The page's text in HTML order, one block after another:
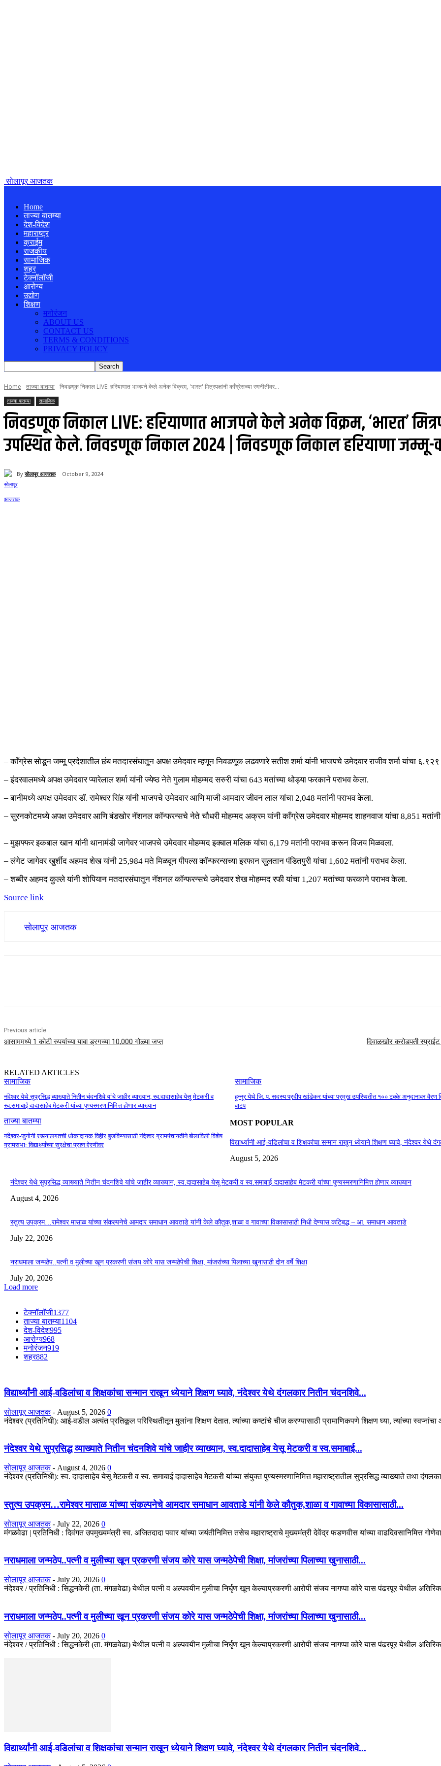
सोलापूर आजतक
Home
ताज्या बातम्या
देश-विदेश
महाराष्ट्र
क्राईम
राजकीय
सामाजिक
शहर
टेक्नॉलॉजी
आरोग्य
उद्योग
शिक्षण
मनोरंजन
ABOUT US
CONTACT US
TERMS & CONDITIONS
PRIVACY POLICY
Home ताज्या बातम्या निवडणूक निकाल LIVE: हरियाणात भाजपने केले अनेक विक्रम, 'भारत' मित्रपक्षांनी काँग्रेसच्या रणनीतीवर...
ताज्या बातम्या सामाजिक
निवडणूक निकाल LIVE: हरियाणात भाजपने केले अनेक विक्रम, ‘भारत’
उपस्थित केले. निवडणूक निकाल 2024 | निवडणूक निकाल हरियाणा
By सोलापूर आजतक October 9, 2024
– काँग्रेस सोडून जम्मू प्रदेशातील छंब मतदारसंघातून अपक्ष उमेदवार म्हणून निवडणूक लढवणारे सतीश शर्मा यांनी भाजपचे उमेदवार राजीव शर्मा यांचा
– इंदरवालमध्ये अपक्ष उमेदवार प्यारेलाल शर्मा यांनी ज्येष्ठ नेते गुलाम मोहम्मद सरुरी यांचा 643 मतांच्या थोड्या फरकाने पराभव केला.
– बानीमध्ये अपक्ष उमेदवार डॉ. रामेश्वर सिंह यांनी भाजपचे उमेदवार आणि माजी आमदार जीवन लाल यांचा 2,048 मतांनी पराभव केला.
– सुरनकोटमध्ये अपक्ष उमेदवार आणि बंडखोर नॅशनल कॉन्फरन्सचे नेते चौधरी मोहम्मद अक्रम यांनी काँग्रेस उमेदवार मोहम्मद शाहनवाज यांचा 8,851
– मुझफ्फर इकबाल खान यांनी थानामंडी जागेवर भाजपचे उमेदवार मोहम्मद इक्बाल मलिक यांचा 6,179 मतांनी पराभव करून विजय मिळवला.
– लंगेट जागेवर खुर्शीद अहमद शेख यांनी 25,984 मते मिळवून पीपल्स कॉन्फरन्सच्या इरफान सुलतान पंडितपुरी यांचा 1,602 मतांनी पराभव केला.
– शब्बीर अहमद कुल्ले यांनी शोपियान मतदारसंघातून नॅशनल कॉन्फरन्सचे उमेदवार शेख मोहम्मद रफी यांचा 1,207 मतांच्या फरकाने पराभव केला.
Source link
सोलापूर आजतक
Previous article
आसाममध्ये 1 कोटी रुपयांच्या याबा ड्रगच्या 10,000 गोळ्या जप्त दिवाळखोर करोडपती
RELATED ARTICLES
सामाजिक
नंदेश्वर येथे सुप्रसिद्ध व्याख्याते नितीन चंदनशिवे यांचे जाहीर व्याख्यान, स्व.दादासाहेब येसू मेटकरी व
स्व.समाबाई दादासाहेब मेटकरी यांच्या पुण्यस्मरणानिमित्त होणार व्याख्यान
सामाजिक
हून्नूर येथे जि. प. सदस्य प्रदीप खांडेकर यांच्या प्रमुख उपस्थितीत १०० टक्के अनुदानावर वैरण
वाटप
ताज्या बातम्या
नंदेश्वर-जुनोनी रस्त्यालगतची धोकादायक विहीर बुजविण्यासाठी नंदेश्वर ग्रामपंचायतीने बोलाविली विशेष
ग्रामसभा; विद्यार्थ्यांच्या सुरक्षेचा प्रश्न ऐरणीवर
MOST POPULAR
विद्यार्थ्यांनी आई-वडिलांचा व शिक्षकांचा सन्मान राखून ध्येयाने शिक्षण घ्यावे, नंदेश्वर येथे
August 5, 2026
नंदेश्वर येथे सुप्रसिद्ध व्याख्याते नितीन चंदनशिवे यांचे जाहीर व्याख्यान, स्व.दादासाहेब येसू मेटकरी व स्व.समाबाई दादासाहेब मेटकरी यांच्या पुण्यस्मरणानिमित्त होणार व्याख्यान
August 4, 2026
स्तुत्य उपक्रम…रामेश्वर मासाळ यांच्या संकल्पनेचे आमदार समाधान आवताडे यांनी केले कौतुक,शाळा व गावाच्या विकासासाठी निधी देण्यास कटिबद्ध – आ. समाधान आवताडे
July 22, 2026
नराधमाला जन्मठेप..पत्नी व मुलीच्या खून प्रकरणी संजय कोरे यास जन्मठेपेची शिक्षा, मांजरांच्या पिलाच्या खुनासाठी दोन वर्षे शिक्षा
July 20, 2026
Load more
टेक्नॉलॉजी1377
ताज्या बातम्या1104
देश-विदेश995
आरोग्य968
मनोरंजन919
शहर882
विद्यार्थ्यांनी आई-वडिलांचा व शिक्षकांचा सन्मान राखून ध्येयाने शिक्षण घ्यावे, नंदेश्वर येथे दंगलकार नितीन चंदनशिवे...
सोलापूर आजतक - August 5, 2026 0
नंदेश्वर (प्रतिनिधी): आई-वडील अत्यंत प्रतिकूल परिस्थितीतून मुलांना शिक्षण देतात. त्यांच्या कष्टांचे चीज करण्यासाठी प्रामाणिकपणे शिक्षण घ्या, त्यांच्या
नंदेश्वर येथे सुप्रसिद्ध व्याख्याते नितीन चंदनशिवे यांचे जाहीर व्याख्यान, स्व.दादासाहेब येसू मेटकरी व स्व.समाबाई...
सोलापूर आजतक - August 4, 2026 0
नंदेश्वर (प्रतिनिधी): स्व. दादासाहेब येसू मेटकरी व स्व. समाबाई दादासाहेब मेटकरी यांच्या संयुक्त पुण्यस्मरणानिमित्त महाराष्ट्रातील सुप्रसिद्ध व्याख्याते तथा
स्तुत्य उपक्रम…रामेश्वर मासाळ यांच्या संकल्पनेचे आमदार समाधान आवताडे यांनी केले कौतुक,शाळा व गावाच्या विकासासाठी...
सोलापूर आजतक - July 22, 2026 0
मंगळवेढा | प्रतिनिधी : दिवंगत उपमुख्यमंत्री स्व. अजितदादा पवार यांच्या जयंतीनिमित्त तसेच महाराष्ट्राचे मुख्यमंत्री देवेंद्र फडणवीस यांच्या वाढदिवसानिमित्त
नराधमाला जन्मठेप..पत्नी व मुलीच्या खून प्रकरणी संजय कोरे यास जन्मठेपेची शिक्षा, मांजरांच्या पिलाच्या खुनासाठी...
सोलापूर आजतक - July 20, 2026 0
नंदेश्वर / प्रतिनिधी : सिद्धनकेरी (ता. मंगळवेढा) येथील पत्नी व अल्पवयीन मुलीचा निर्घृण खून केल्याप्रकरणी आरोपी संजय नागप्पा कोरे यास पंढरपूर येथील
नराधमाला जन्मठेप..पत्नी व मुलीच्या खून प्रकरणी संजय कोरे यास जन्मठेपेची शिक्षा, मांजरांच्या पिलाच्या खुनासाठी...
सोलापूर आजतक - July 20, 2026 0
नंदेश्वर / प्रतिनिधी : सिद्धनकेरी (ता. मंगळवेढा) येथील पत्नी व अल्पवयीन मुलीचा निर्घृण खून केल्याप्रकरणी आरोपी संजय नागप्पा कोरे यास पंढरपूर येथील
विद्यार्थ्यांनी आई-वडिलांचा व शिक्षकांचा सन्मान राखून ध्येयाने शिक्षण घ्यावे, नंदेश्वर येथे दंगलकार नितीन चंदनशिवे...